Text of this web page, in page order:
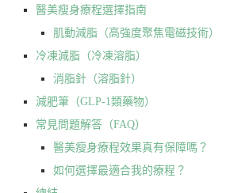
醫美瘦身療程選擇指南
肌動減脂（高強度聚焦電磁技術）
冷凍減脂（冷凍溶脂）
消脂針（溶脂針）
減肥筆（GLP-1類藥物）
常見問題解答（FAQ）
醫美瘦身療程效果真有保障嗎？
如何選擇最適合我的療程？